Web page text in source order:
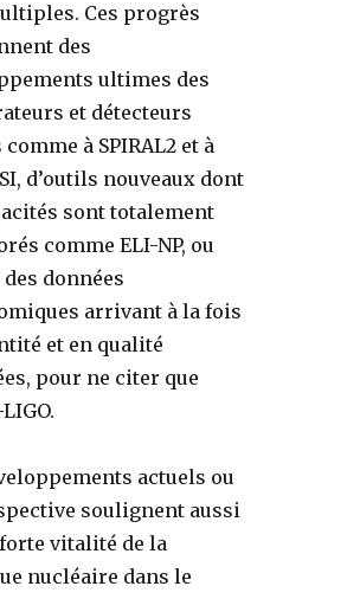
Ces progrès
des
ultimes des
et détecteurs
à SPIRAL2 et à
d’outils nouveaux dont
sont totalement
comme ELI-NP, ou
données
arrivant à la fois
et en qualité
pour ne citer que
actuels ou
soulignent aussi
vitalité de la
nucléaire dans le